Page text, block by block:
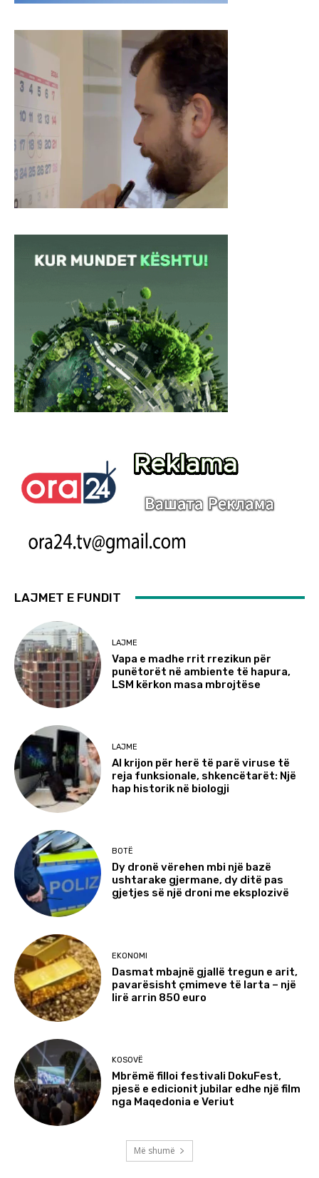
LAJMET E FUNDIT
LAJME
Vapa e madhe rrit rrezikun për
punëtorët në ambiente të hapura,
LSM kërkon masa mbrojtëse
LAJME
AI krijon për herë të parë viruse të
reja funksionale, shkencëtarët: Një
hap historik në biologji
BOTË
Dy dronë vërehen mbi një bazë
ushtarake gjermane, dy ditë pas
gjetjes së një droni me eksplozivë
EKONOMI
Dasmat mbajnë gjallë tregun e arit,
pavarësisht çmimeve të larta – një
lirë arrin 850 euro
KOSOVË
Mbrëmë filloi festivali DokuFest,
pjesë e edicionit jubilar edhe një film
nga Maqedonia e Veriut
Më shumë